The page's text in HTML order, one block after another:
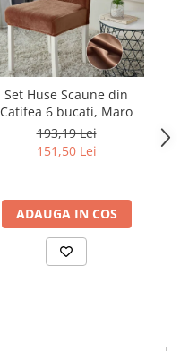
Set Huse Scaune din
Catifea 6 bucati, Maro
193,19 Lei
151,50 Lei
ADAUGA IN COS